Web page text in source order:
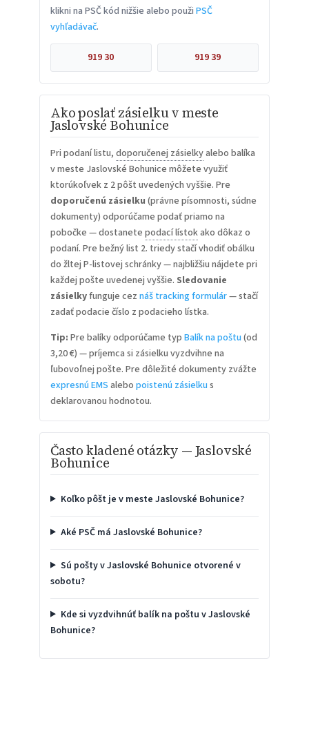
klikni na PSČ kód nižšie alebo použi PSČ
vyhľadávač.
919 30 919 39
Ako poslať zásielku v meste
Jaslovské Bohunice
Pri podaní listu, doporučenej zásielkyalebo balíka
v meste Jaslovské Bohunice môžete využiť
ktorúkoľvek z 2 pôšt uvedených vyššie. Pre
doporučenú zásielku (právne písomnosti, súdne
dokumenty) odporúčame podať priamo na
pobočke — dostanete podací lístokako dôkaz o
podaní. Pre bežný list 2. triedy stačí vhodiť obálku
do žltej P-listovej schránky — najbližšiu nájdete pri
každej pošte uvedenej vyššie. Sledovanie
zásielkyfunguje cez náš tracking formulár— stačí
zadať podacie číslo z podacieho lístka.
Tip: Pre balíky odporúčame typ Balík na poštu (od
3,20 €) — príjemca si zásielku vyzdvihne na
ľubovoľnej pošte. Pre dôležité dokumenty zvážte
expresnú EMS alebo poistenú zásielku s
deklarovanou hodnotou.
Často kladené otázky — Jaslovské
Bohunice
Koľko pôšt je v meste Jaslovské Bohunice?
Aké PSČ má Jaslovské Bohunice?
Sú pošty v Jaslovské Bohunice otvorené v
sobotu?
Kde si vyzdvihnúť balík na poštu v Jaslovské
Bohunice?